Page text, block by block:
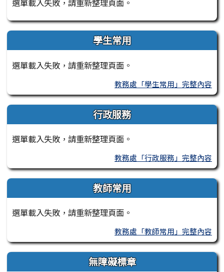
學生常用
選單載入失敗，請重新整理頁面。
教務處「學生常用」完整內容
行政服務
選單載入失敗，請重新整理頁面。
教務處「行政服務」完整內容
教師常用
選單載入失敗，請重新整理頁面。
教務處「教師常用」完整內容
無障礙標章